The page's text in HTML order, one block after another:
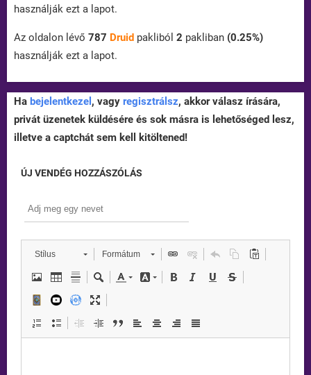
használják ezt a lapot.
Az oldalon lévő 787 Druid pakliból 2 pakliban (0.25%)
használják ezt a lapot.
Ha bejelentkezel , vagy regisztrálsz, akkor válasz írására,
privát üzenetek küldésére és sok másra is lehetőséged lesz,
illetve a captchát sem kell kitöltened!
ÚJ VENDÉG HOZZÁSZÓLÁS
Stílus Formátum